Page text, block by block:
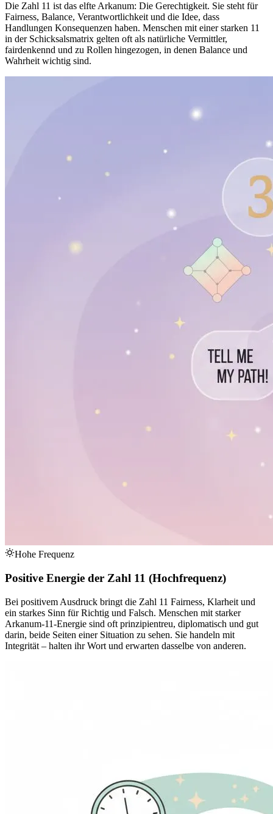
Die Zahl 11 ist das elfte Arkanum: Die Gerechtigkeit. Sie steht für
Fairness, Balance, Verantwortlichkeit und die Idee, dass
Handlungen Konsequenzen haben. Menschen mit einer starken 11
in der Schicksalsmatrix gelten oft als natürliche Vermittler,
fairdenkennd und zu Rollen hingezogen, in denen Balance und
Wahrheit wichtig sind.
Hohe Frequenz
Positive Energie der Zahl 11 (Hochfrequenz)
Bei positivem Ausdruck bringt die Zahl 11 Fairness, Klarheit und
ein starkes Sinn für Richtig und Falsch. Menschen mit starker
Arkanum-11-Energie sind oft prinzipientreu, diplomatisch und gut
darin, beide Seiten einer Situation zu sehen. Sie handeln mit
Integrität – halten ihr Wort und erwarten dasselbe von anderen.